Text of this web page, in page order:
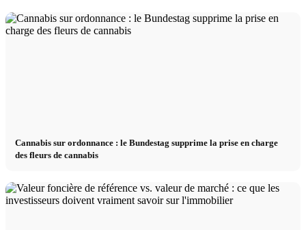
Cannabis sur ordonnance : le Bundestag supprime la prise en charge
des fleurs de cannabis